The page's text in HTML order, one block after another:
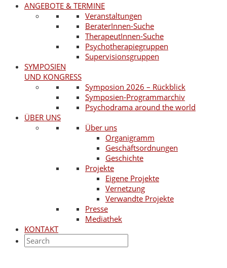
ANGEBOTE & TERMINE
Veranstaltungen
BeraterInnen-Suche
TherapeutInnen-Suche
Psychotherapiegruppen
Supervisionsgruppen
SYMPOSIEN
UND KONGRESS
Symposion 2026 – Rückblick
Symposien-Programmarchiv
Psychodrama around the world
ÜBER UNS
Über uns
Organigramm
Geschäftsordnungen
Geschichte
Projekte
Eigene Projekte
Vernetzung
Verwandte Projekte
Presse
Mediathek
KONTAKT